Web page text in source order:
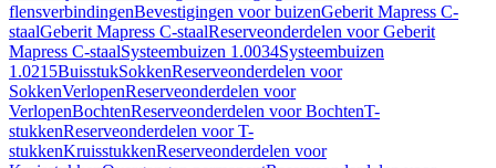
flensverbindingenBevestigingen voor buizenGeberit Mapress C-
staalGeberit Mapress C-staalReserveonderdelen voor Geberit
Mapress C-staalSysteembuizen 1.0034Systeembuizen
1.0215BuisstukSokkenReserveonderdelen voor
SokkenVerlopenReserveonderdelen voor
VerlopenBochtenReserveonderdelen voor BochtenT-
stukkenReserveonderdelen voor T-
stukkenKruisstukkenReserveonderdelen voor